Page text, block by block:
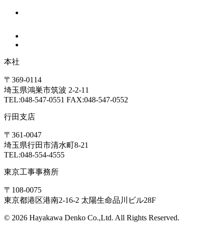
本社
〒369-0114
埼玉県鴻巣市筑波 2-2-11
TEL:048-547-0551 FAX:048-547-0552
行田支店
〒361-0047
埼玉県行田市清水町8-21
TEL:048-554-4555
東京工事事務所
〒108-0075
東京都港区港南2-16-2 太陽生命品川ビル28F
© 2026 Hayakawa Denko Co.,Ltd. All Rights Reserved.